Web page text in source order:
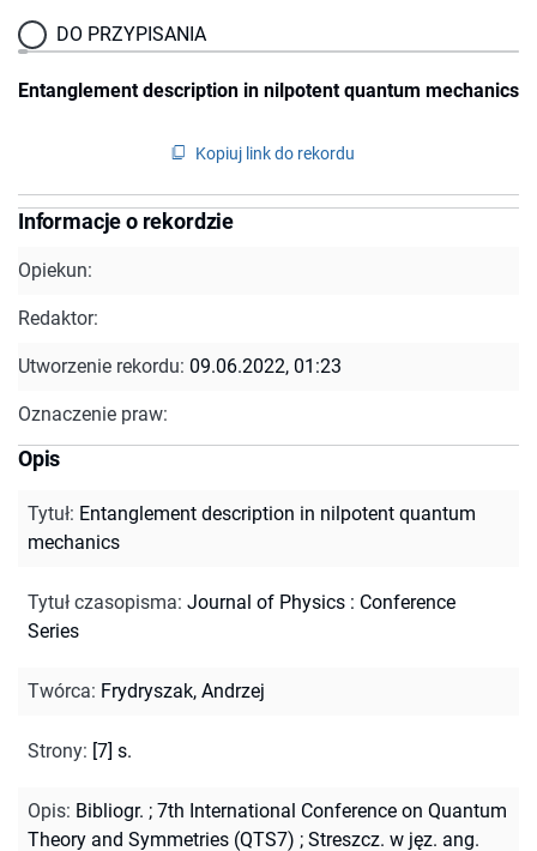
DO PRZYPISANIA
Entanglement description in nilpotent quantum mechanics
Kopiuj link do rekordu
Informacje o rekordzie
Opiekun:
Redaktor:
Utworzenie rekordu: 09.06.2022, 01:23
Oznaczenie praw:
Opis
Tytuł: Entanglement description in nilpotent quantum
mechanics
Tytuł czasopisma: Journal of Physics : Conference
Series
Twórca: Frydryszak, Andrzej
Strony: [7] s.
Opis: Bibliogr. ; 7th International Conference on Quantum
Theory and Symmetries (QTS7) ; Streszcz. w jęz. ang.